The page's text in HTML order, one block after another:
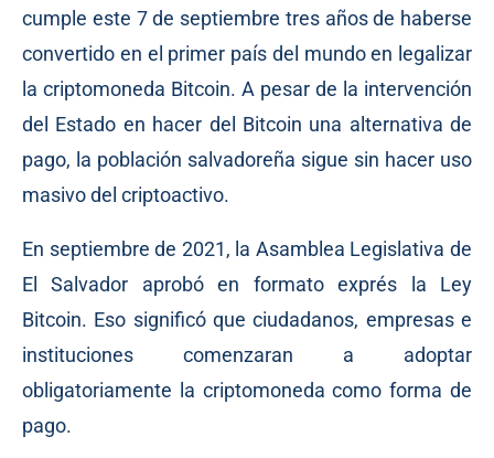
cumple este 7 de septiembre tres años de haberse
convertido en el primer país del mundo en legalizar
la criptomoneda Bitcoin. A pesar de la intervención
del Estado en hacer del Bitcoin una alternativa de
pago, la población salvadoreña sigue sin hacer uso
masivo del criptoactivo.
En septiembre de 2021, la Asamblea Legislativa de
El Salvador aprobó en formato exprés la Ley
Bitcoin. Eso significó que ciudadanos, empresas e
instituciones comenzaran a adoptar
obligatoriamente la criptomoneda como forma de
pago.